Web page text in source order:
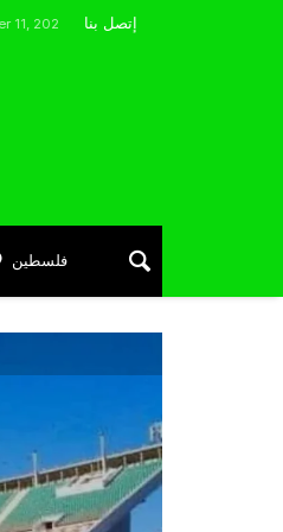
عمار السويح يشرع في قيادة وفاق سطيف
إتصل بنا
فلسطين